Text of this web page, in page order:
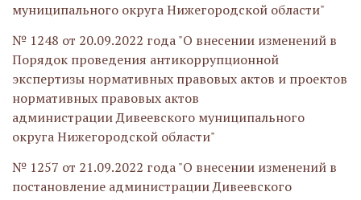
муниципального округа Нижегородской области"
№ 1248 от 20.09.2022 года "О внесении изменений в
Порядок проведения антикоррупционной
экспертизы нормативных правовых актов и проектов
нормативных правовых актов
администрации Дивеевского муниципального
округа Нижегородской области"
№ 1257 от 21.09.2022 года "О внесении изменений в
постановление администрации Дивеевского